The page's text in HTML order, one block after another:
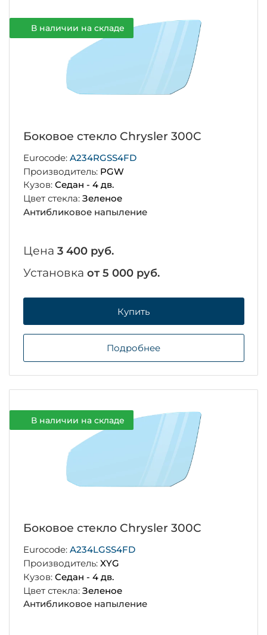
В наличии на складе
Боковое стекло Chrysler 300C
Eurocode: A234RGSS4FD
Производитель: PGW
Кузов: Седан - 4 дв.
Цвет стекла: Зеленое
Антибликовое напыление
Цена 3 400 руб.
Установка от 5 000 руб.
Купить
Подробнее
В наличии на складе
Боковое стекло Chrysler 300C
Eurocode: A234LGSS4FD
Производитель: XYG
Кузов: Седан - 4 дв.
Цвет стекла: Зеленое
Антибликовое напыление